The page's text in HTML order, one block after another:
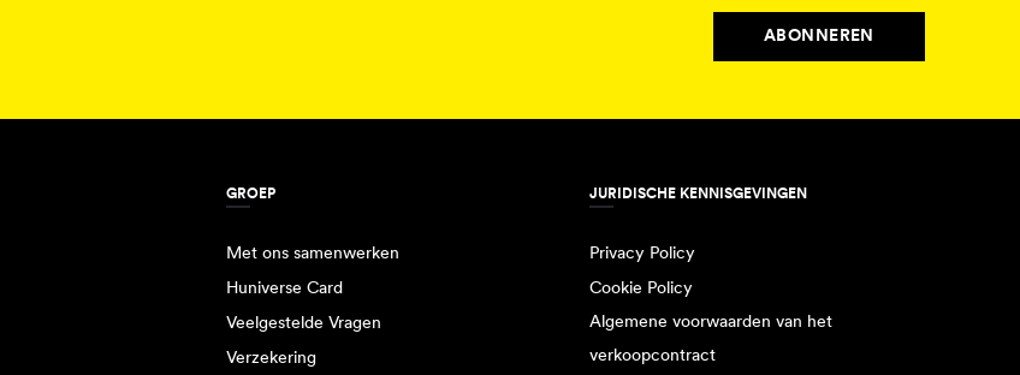
ABONNEREN
GROEP
Met ons samenwerken
Huniverse Card
Veelgestelde Vragen
Verzekering
JURIDISCHE KENNISGEVINGEN
Privacy Policy
Cookie Policy
Algemene voorwaarden van het
verkoopcontract